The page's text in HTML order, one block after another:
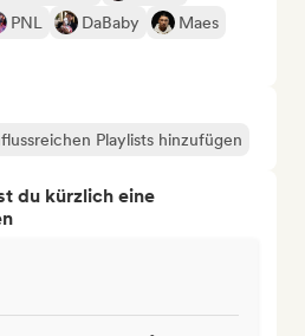
PNL DaBaby
Maes
Playlists hinzufügen
du kürzlich eine